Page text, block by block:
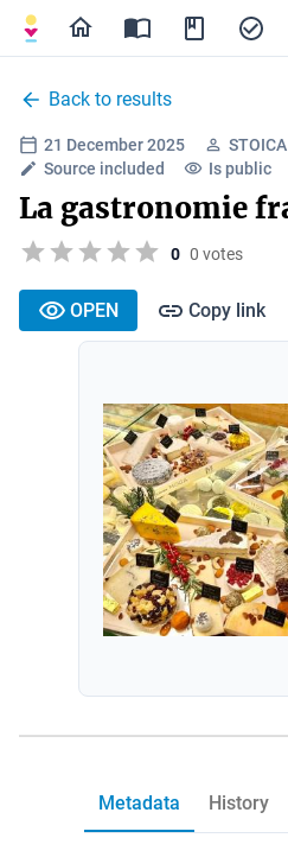
Back to results
21 December 2025
Source included
Is public
La gastronomie
0 0 votes
OPEN Copy link
Metadata History